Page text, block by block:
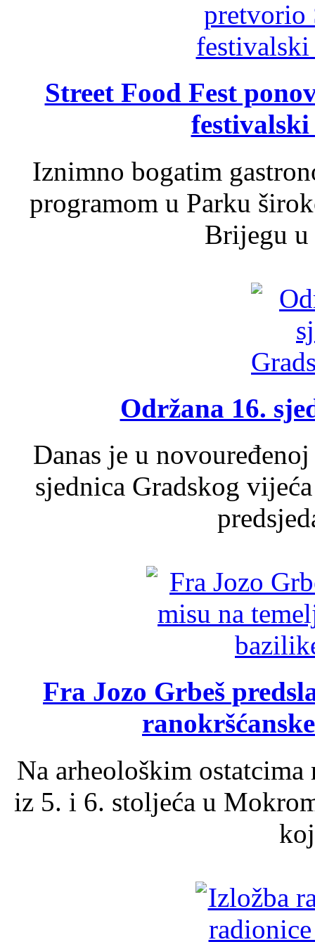
Street Food Fest
Iznimno bogatim
programom u Parku
Brijegu u
Održana 16.
Danas je u
sjednica Gradskog
Fra Jozo Grbeš
Na arheološkim
iz 5. i 6. stoljeća u